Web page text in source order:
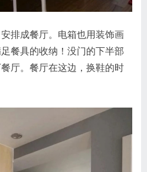
排成餐厅。电箱也用装饰画
餐具的收纳！没门的下半部
厅。餐厅在这边，换鞋的时